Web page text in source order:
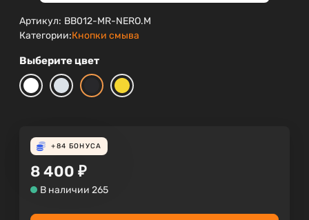
Артикул: BB012-MR-NERO.M
Категории:Кнопки смыва
Выберите цвет
+84 БОНУСА
8 400 ₽
В наличии 265